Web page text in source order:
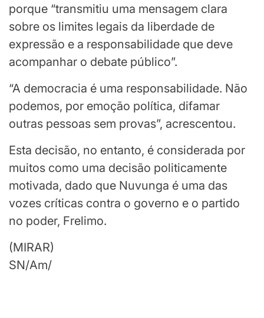
porque “transmitiu uma mensagem clara
sobre os limites legais da liberdade de
expressão e a responsabilidade que deve
acompanhar o debate público”.
“A democracia é uma responsabilidade. Não
podemos, por emoção política, difamar
outras pessoas sem provas”, acrescentou.
Esta decisão, no entanto, é considerada por
muitos como uma decisão politicamente
motivada, dado que Nuvunga é uma das
vozes críticas contra o governo e o partido
no poder, Frelimo.
(MIRAR)
SN/Am/